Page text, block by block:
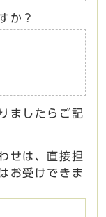
か？
ましたらご記
せは、直接担
お受けできま